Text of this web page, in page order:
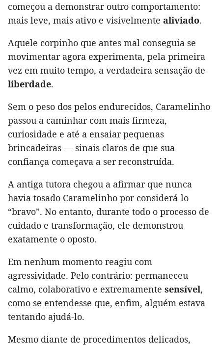
começou a demonstrar outro comportamento:
mais leve, mais ativo e visivelmente aliviado.
Aquele corpinho que antes mal conseguia se
movimentar agora experimenta, pela primeira
vez em muito tempo, a verdadeira sensação de
liberdade.
Sem o peso dos pelos endurecidos, Caramelinho
passou a caminhar com mais firmeza,
curiosidade e até a ensaiar pequenas
brincadeiras — sinais claros de que sua
confiança começava a ser reconstruída.
A antiga tutora chegou a afirmar que nunca
havia tosado Caramelinho por considerá-lo
“bravo”. No entanto, durante todo o processo de
cuidado e transformação, ele demonstrou
exatamente o oposto.
Em nenhum momento reagiu com
agressividade. Pelo contrário: permaneceu
calmo, colaborativo e extremamente sensível,
como se entendesse que, enfim, alguém estava
tentando ajudá-lo.
Mesmo diante de procedimentos delicados,